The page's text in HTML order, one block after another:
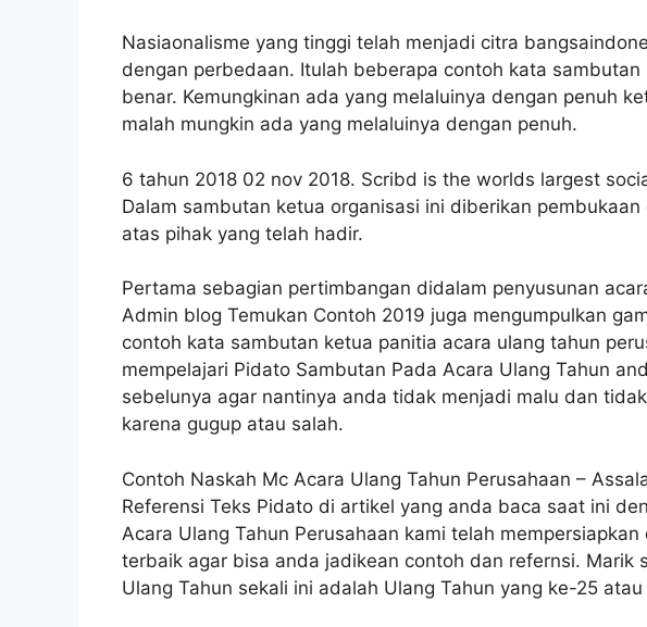
Nasiaonalisme yang tinggi telah menjadi citra
dengan perbedaan. Itulah beberapa contoh kata
benar. Kemungkinan ada yang melaluinya dengan penuh
malah mungkin ada yang melaluinya dengan penuh.
6 tahun 2018 02 nov 2018. Scribd is the worlds largest
Dalam sambutan ketua organisasi ini diberikan
atas pihak yang telah hadir.
Pertama sebagian pertimbangan didalam penyusunan
Admin blog Temukan Contoh 2019 juga mengumpulkan
contoh kata sambutan ketua panitia acara ulang tahun
mempelajari Pidato Sambutan Pada Acara Ulang Tahun
sebelunya agar nantinya anda tidak menjadi malu dan
karena gugup atau salah.
Contoh Naskah Mc Acara Ulang Tahun Perusahaan –
Referensi Teks Pidato di artikel yang anda baca saat ini
Acara Ulang Tahun Perusahaan kami telah
terbaik agar bisa anda jadikean contoh dan refernsi. Marik
Ulang Tahun sekali ini adalah Ulang Tahun yang ke-25